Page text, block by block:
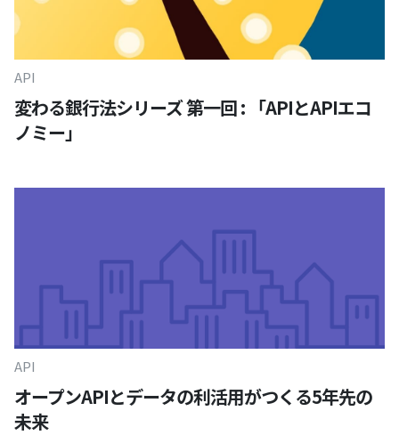
API
変わる銀行法シリーズ 第一回 : 「APIとAPIエコ
ノミー」
API
オープンAPIとデータの利活用がつくる5年先の
未来